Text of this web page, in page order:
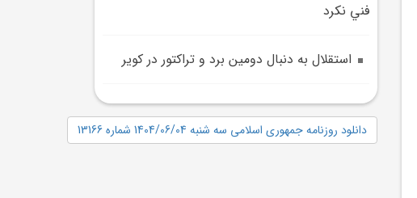
فني نکرد
استقلال به دنبال دومين برد و تراکتور در کوير
دانلود روزنامه جمهوری اسلامی سه شنبه 1404/06/04 شماره 13166